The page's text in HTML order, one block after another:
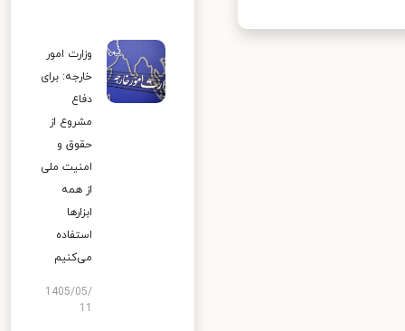
وزارت امور
خارجه: برای
دفاع
مشروع از
حقوق و
امنیت ملی
از همه
ابزارها
استفاده
می‌کنیم
1405/05/